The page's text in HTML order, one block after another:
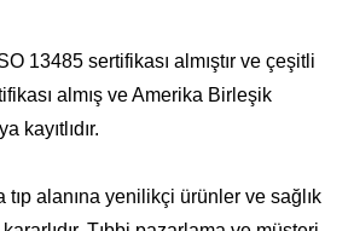
13485 sertifikası almıştır ve çeşitli
almış ve Amerika Birleşik
kayıtlıdır.
tıp alanına yenilikçi ürünler ve sağlık